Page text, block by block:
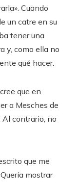
Cuando
un catre en su
tener una
y, como ella no
qué hacer.
que en
a Mesches de
Al contrario, no
que me
mostrar